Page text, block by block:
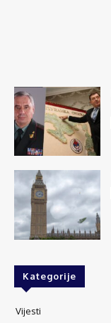
Kategorije
Vijesti